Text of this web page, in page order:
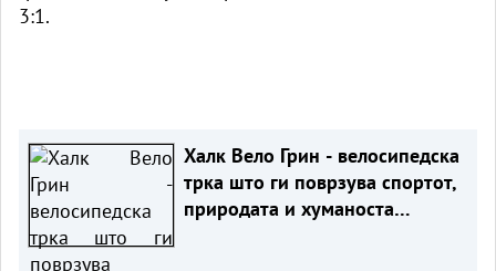
3:1.
Халк Вело Грин - велосипедска
трка што ги поврзува спортот,
природата и хуманоста